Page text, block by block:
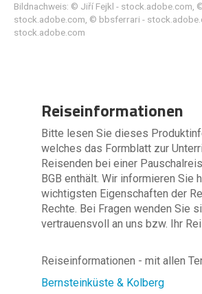
Bildnachweis: © Jiří Fejkl - stock.adobe.com,
stock.adobe.com, © bbsferrari -
stock.adobe.com
Reiseinformationen
Bitte lesen Sie dieses
welches das Formblatt zur
Reisenden bei einer
BGB enthält. Wir informieren Sie
wichtigsten Eigenschaften der
Rechte. Bei Fragen wenden Sie
vertrauensvoll an uns bzw. Ihr
Reiseinformationen - mit allen
Bernsteinküste & Kolberg